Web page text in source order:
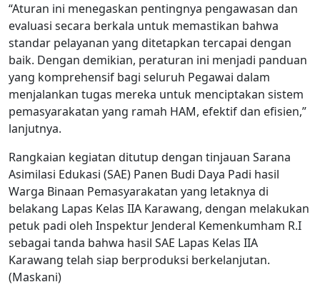
“Aturan ini menegaskan pentingnya pengawasan dan
evaluasi secara berkala untuk memastikan bahwa
standar pelayanan yang ditetapkan tercapai dengan
baik. Dengan demikian, peraturan ini menjadi panduan
yang komprehensif bagi seluruh Pegawai dalam
menjalankan tugas mereka untuk menciptakan sistem
pemasyarakatan yang ramah HAM, efektif dan efisien,”
lanjutnya.
Rangkaian kegiatan ditutup dengan tinjauan Sarana
Asimilasi Edukasi (SAE) Panen Budi Daya Padi hasil
Warga Binaan Pemasyarakatan yang letaknya di
belakang Lapas Kelas IIA Karawang, dengan melakukan
petuk padi oleh Inspektur Jenderal Kemenkumham R.I
sebagai tanda bahwa hasil SAE Lapas Kelas IIA
Karawang telah siap berproduksi berkelanjutan.
(Maskani)